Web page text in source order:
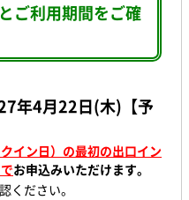
ご利用期間をご確
年4月22日(木)【予
イン日）の最初の出口イン
お申込みいただけます。
ください。